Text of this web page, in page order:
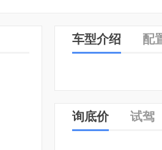
车型介绍 配
询底价 试驾